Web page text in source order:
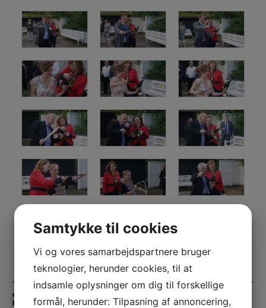
« Forrige
Samtykke til cookies
Vi og vores samarbejdspartnere bruger
teknologier, herunder cookies, til at
indsamle oplysninger om dig til forskellige
formål, herunder: Tilpasning af annoncering,